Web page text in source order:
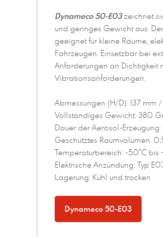
Dynameco 50-E03zeichnet
und geringes Gewicht aus.
geeignet für kleine Räume,
Fahrzeugen. Einsetzbar bei
Anforderungen an Dichtigkeit
Vibrationsanforderungen.
Abmessungen (H/D): 137 mm
Vollständiges Gewicht: 380
Dauer der Aerosol-Erzeugung:
Geschütztes Raumvolumen:
Temperaturbereich: -50°C bis
Elektrische Anzündung: Typ
Lagerung: Kühl und trocken
Dynameco 50-E03